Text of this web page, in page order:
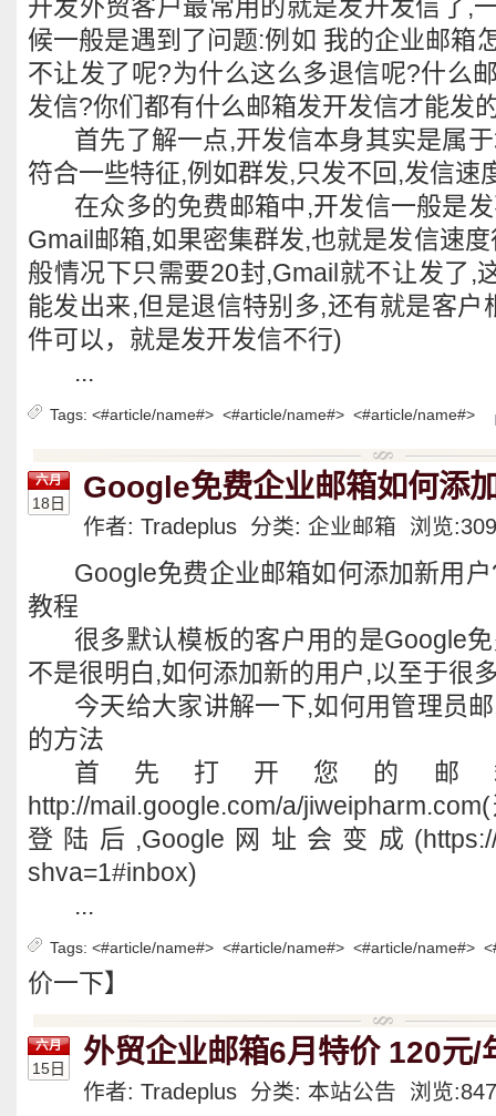
开发外贸客户最常用的就是发开发信了,
候一般是遇到了问题:例如 我的企业邮箱
不让发了呢?为什么这么多退信呢?什么
发信?你们都有什么邮箱发开发信才能发
首先了解一点,开发信本身其实是属
符合一些特征,例如群发,只发不回,发信速
在众多的免费邮箱中,开发信一般是
Gmail邮箱,如果密集群发,也就是发信速
般情况下只需要20封,Gmail就不让发了,
能发出来,但是退信特别多,还有就是客户
件可以，就是发开发信不行)
...
Tags: <#article/name#> <#article/name#> <#article/name#>
六月
18日 Google免费企业邮箱如何添
作者: Tradeplus 分类: 企业邮箱 浏览:
Google免费企业邮箱如何添加新用
教程
很多默认模板的客户用的是Google
不是很明白,如何添加新的用户,以至于很
今天给大家讲解一下,如何用管理员
的方法
首先打开您的邮
http://mail.google.com/a/jiweipharm.com
登陆后,Google网址会变成(https://
shva=1#inbox)
...
Tags: <#article/name#> <#article/name#> <#article/name#>
价一下】
六月
15日 外贸企业邮箱6月特价 120元/
作者: Tradeplus 分类: 本站公告 浏览: